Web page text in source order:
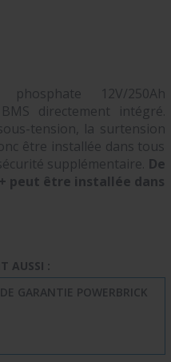
12V/250Ah
directement intégré.
tension, la surtension
être installée dans tous
supplémentaire. De
peut être installée dans
AUSSI :
GARANTIE POWERBRICK